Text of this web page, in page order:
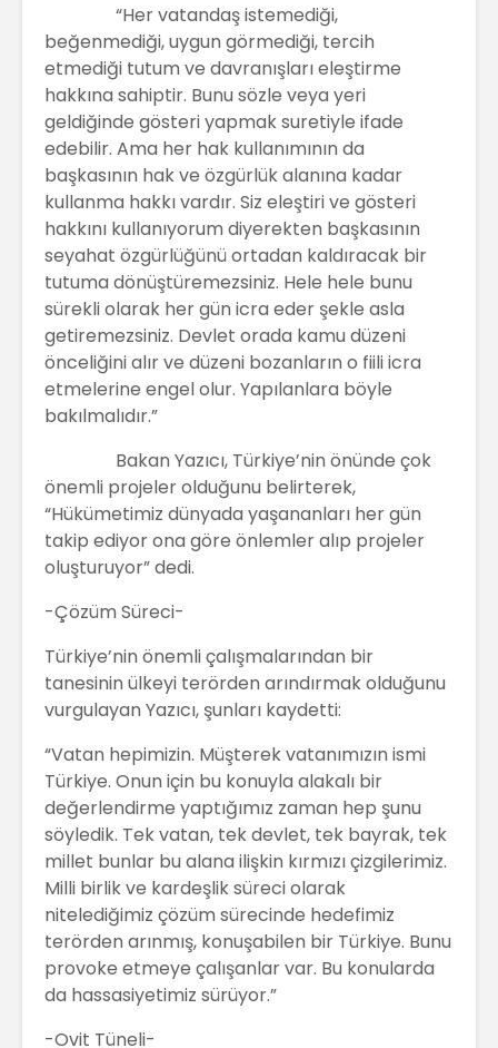
“Her vatandaş istemediği,
beğenmediği, uygun görmediği, tercih
etmediği tutum ve davranışları eleştirme
hakkına sahiptir. Bunu sözle veya yeri
geldiğinde gösteri yapmak suretiyle ifade
edebilir. Ama her hak kullanımının da
başkasının hak ve özgürlük alanına kadar
kullanma hakkı vardır. Siz eleştiri ve gösteri
hakkını kullanıyorum diyerekten başkasının
seyahat özgürlüğünü ortadan kaldıracak bir
tutuma dönüştüremezsiniz. Hele hele bunu
sürekli olarak her gün icra eder şekle asla
getiremezsiniz. Devlet orada kamu düzeni
önceliğini alır ve düzeni bozanların o fiili icra
etmelerine engel olur. Yapılanlara böyle
bakılmalıdır.”
Bakan Yazıcı, Türkiye’nin önünde çok
önemli projeler olduğunu belirterek,
“Hükümetimiz dünyada yaşananları her gün
takip ediyor ona göre önlemler alıp projeler
oluşturuyor” dedi.
-Çözüm Süreci-
Türkiye’nin önemli çalışmalarından bir
tanesinin ülkeyi terörden arındırmak olduğunu
vurgulayan Yazıcı, şunları kaydetti:
“Vatan hepimizin. Müşterek vatanımızın ismi
Türkiye. Onun için bu konuyla alakalı bir
değerlendirme yaptığımız zaman hep şunu
söyledik. Tek vatan, tek devlet, tek bayrak, tek
millet bunlar bu alana ilişkin kırmızı çizgilerimiz.
Milli birlik ve kardeşlik süreci olarak
nitelediğimiz çözüm sürecinde hedefimiz
terörden arınmış, konuşabilen bir Türkiye. Bunu
provoke etmeye çalışanlar var. Bu konularda
da hassasiyetimiz sürüyor.”
-Ovit Tüneli-